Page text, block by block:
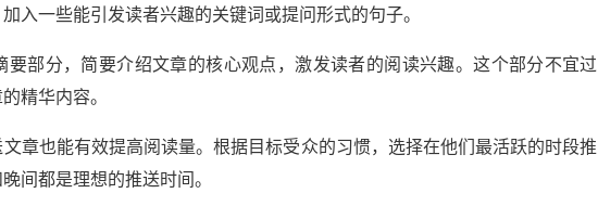
入一些能引发读者兴趣的关键词或提问形式的句子。
部分，简要介绍文章的核心观点，激发读者的阅读兴趣。这个部分不宜过
精华内容。
章也能有效提高阅读量。根据目标受众的习惯，选择在他们最活跃的时段推
间都是理想的推送时间。